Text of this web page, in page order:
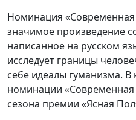
Номинация «Современная
значимое произведение
написанное на русском
исследует границы
себе идеалы гуманизма. В
номинации «Современная
сезона премии «Ясная